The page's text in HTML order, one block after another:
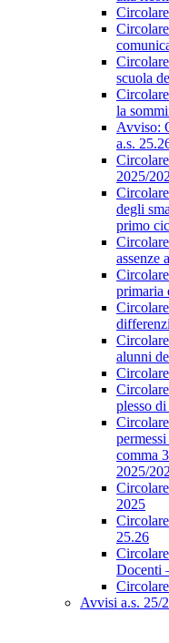
scuola
la
Avviso:
a.s.
2025/
degli
primo
assenze
primaria
alunni
plesso
comma
2025/
2025
25.26
Docenti
Avvisi a.s. 25/